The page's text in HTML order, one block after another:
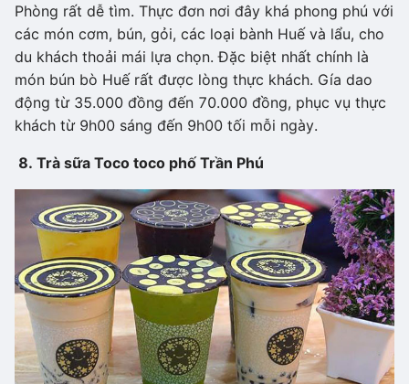
Phòng rất dễ tìm. Thực đơn nơi đây khá phong phú với
các món cơm, bún, gỏi, các loại bành Huế và lẩu, cho
du khách thoải mái lựa chọn. Đặc biệt nhất chính là
món bún bò Huế rất được lòng thực khách. Gía dao
động từ 35.000 đồng đến 70.000 đồng, phục vụ thực
khách từ 9h00 sáng đến 9h00 tối mỗi ngày.
8. Trà sữa Toco toco phố Trần Phú